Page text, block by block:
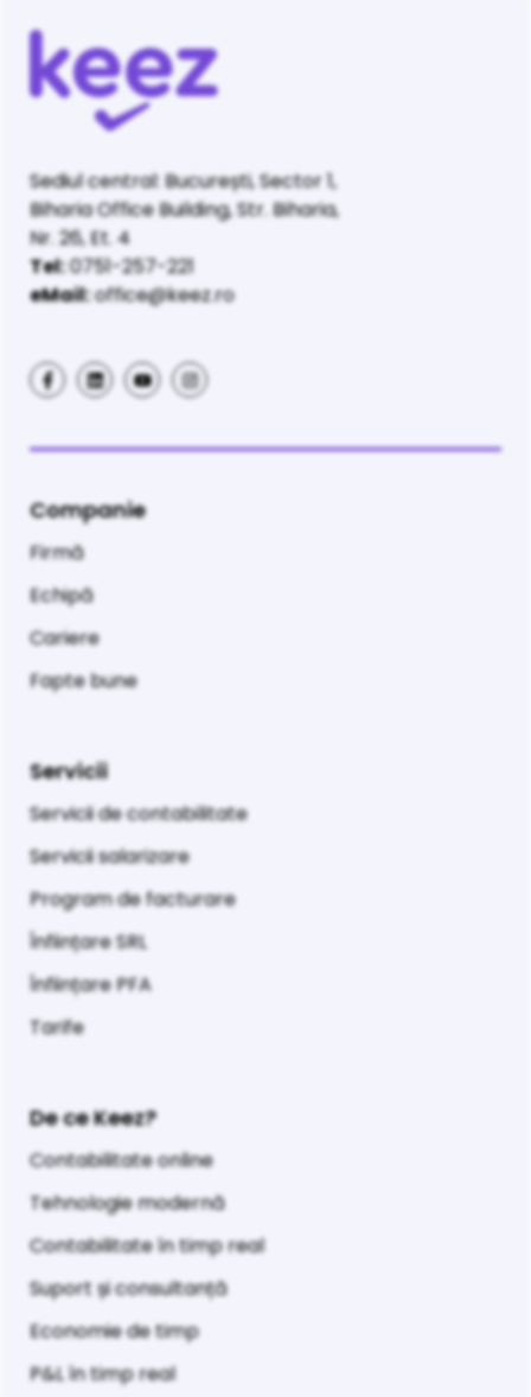
Sediul central: București, Sector 1,
Biharia Office Building, Str. Biharia,
Nr. 26, Et. 4
Tel:0751-257-221
eMail:office@keez.ro
Companie
Firmă
Echipă
Cariere
Fapte bune
Servicii
Servicii de contabilitate
Servicii salarizare
Program de facturare
Înființare SRL
Înființare PFA
Tarife
De ce Keez?
Contabilitate online
Tehnologie modernă
Contabilitate în timp real
Suport și consultanță
Economie de timp
P&L în timp real